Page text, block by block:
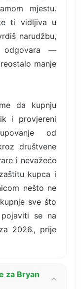
mjestu.
ti vidljiva u
narudžbu,
—
manje
da kupnju
i provjereni
od
društvene
i nevažeće
kupca i
nešto ne
sve što
se na
2026., prije
za Bryan